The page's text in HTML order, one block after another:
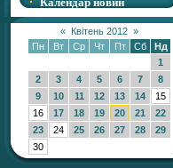
« Квітень 2012 »
Пн
Вт Ср Чт Пт Сб
Нд
1
2
3 4 5 6 7
8
9
10 11 12 13 14
15
16
17 18 19 20 21
22
23
24 25 26 27 28
29
30